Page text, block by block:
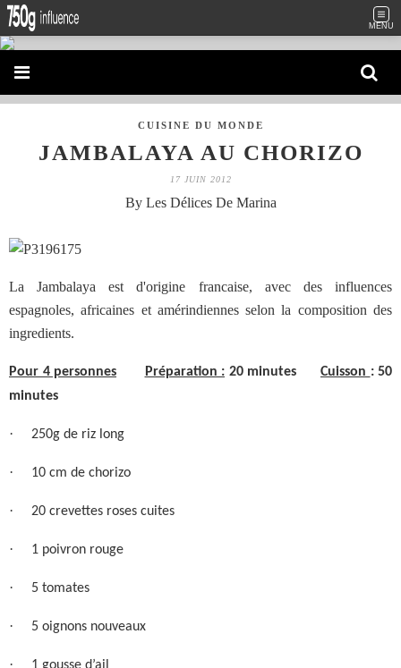
MENU
CUISINE DU MONDE
JAMBALAYA AU CHORIZO
17 JUIN 2012
By Les Délices De Marina
La Jambalaya est d'origine francaise, avec des influences
espagnoles, africaines et amérindiennes selon la composition des
ingredients.
Pour 4 personnes Préparation : 20 minutes Cuisson : 50
minutes
· 250g de riz long
· 10 cm de chorizo
· 20 crevettes roses cuites
· 1 poivron rouge
· 5 tomates
· 5 oignons nouveaux
·